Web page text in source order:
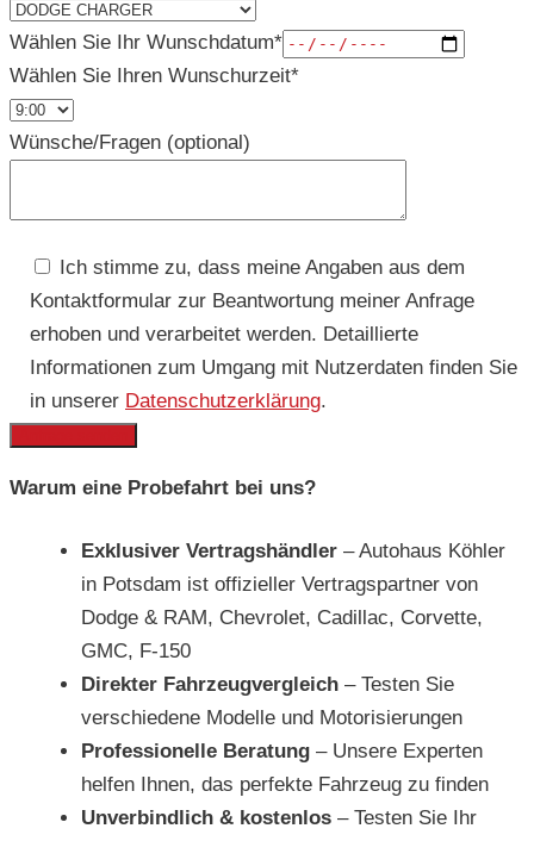
Wählen Sie Ihr Wunschdatum*
Wählen Sie Ihren Wunschurzeit*
Wünsche/Fragen (optional)
Ich stimme zu, dass meine Angaben aus dem
Kontaktformular zur Beantwortung meiner Anfrage
erhoben und verarbeitet werden. Detaillierte
Informationen zum Umgang mit Nutzerdaten finden Sie
in unserer Datenschutzerklärung.
Warum eine Probefahrt bei uns?
Exklusiver Vertragshändler – Autohaus Köhler
in Potsdam ist offizieller Vertragspartner von
Dodge & RAM, Chevrolet, Cadillac, Corvette,
GMC, F-150
Direkter Fahrzeugvergleich – Testen Sie
verschiedene Modelle und Motorisierungen
Professionelle Beratung – Unsere Experten
helfen Ihnen, das perfekte Fahrzeug zu finden
Unverbindlich & kostenlos – Testen Sie Ihr